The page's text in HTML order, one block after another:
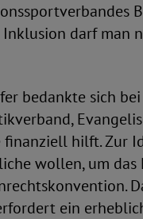
Inklusion darf man
bedankte sich
finanziell hilft. Zur
wollen, um
ein